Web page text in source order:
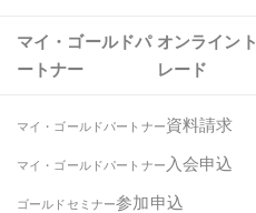
マイ・ゴールドパ
ートナー
オンライント
レード
マイ・ゴールドパートナー資料請求
マイ・ゴールドパートナー 入会申込
ゴールドセミナー参加申込